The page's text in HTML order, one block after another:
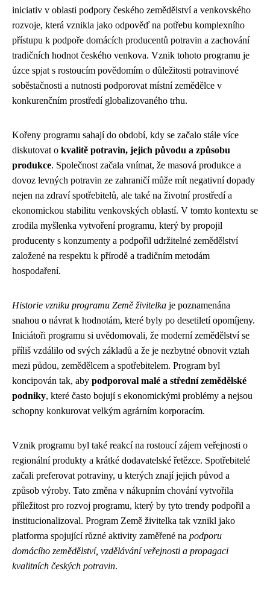
iniciativ v oblasti podpory českého zemědělství a venkovského
rozvoje, která vznikla jako odpověď na potřebu komplexního
přístupu k podpoře domácích producentů potravin a zachování
tradičních hodnot českého venkova. Vznik tohoto programu je
úzce spjat s rostoucím povědomím o důležitosti potravinové
soběstačnosti a nutnosti podporovat místní zemědělce v
konkurenčním prostředí globalizovaného trhu.
Kořeny programu sahají do období, kdy se začalo stále více
diskutovat o kvalitě potravin, jejich původu a způsobu
produkce. Společnost začala vnímat, že masová produkce a
dovoz levných potravin ze zahraničí může mít negativní dopady
nejen na zdraví spotřebitelů, ale také na životní prostředí a
ekonomickou stabilitu venkovských oblastí. V tomto kontextu se
zrodila myšlenka vytvoření programu, který by propojil
producenty s konzumenty a podpořil udržitelné zemědělství
založené na respektu k přírodě a tradičním metodám
hospodaření.
Historie vzniku programu Země živitelka je poznamenána
snahou o návrat k hodnotám, které byly po desetiletí opomíjeny.
Iniciátoři programu si uvědomovali, že moderní zemědělství se
příliš vzdálilo od svých základů a že je nezbytné obnovit vztah
mezi půdou, zemědělcem a spotřebitelem. Program byl
koncipován tak, aby podporoval malé a střední zemědělské
podniky, které často bojují s ekonomickými problémy a nejsou
schopny konkurovat velkým agrárním korporacím.
Vznik programu byl také reakcí na rostoucí zájem veřejnosti o
regionální produkty a krátké dodavatelské řetězce. Spotřebitelé
začali preferovat potraviny, u kterých znají jejich původ a
způsob výroby. Tato změna v nákupním chování vytvořila
příležitost pro rozvoj programu, který by tyto trendy podpořil a
institucionalizoval. Program Země živitelka tak vznikl jako
platforma spojující různé aktivity zaměřené na podporu
domácího zemědělství, vzdělávání veřejnosti a propagaci
kvalitních českých potravin.